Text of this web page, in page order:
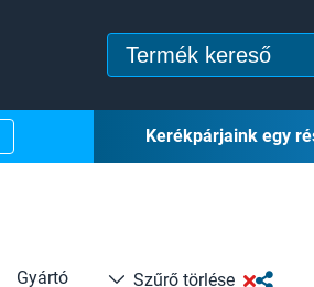
Kerékpárjaink egy
Gyártó Szűrő törlése